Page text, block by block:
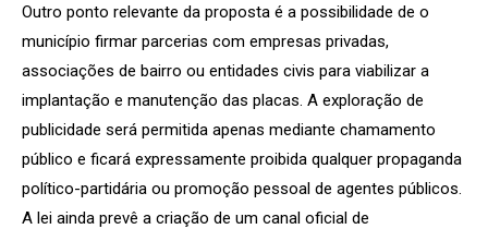
Outro ponto relevante da proposta é a possibilidade de o
município firmar parcerias com empresas privadas,
associações de bairro ou entidades civis para viabilizar a
implantação e manutenção das placas. A exploração de
publicidade será permitida apenas mediante chamamento
público e ficará expressamente proibida qualquer propaganda
político-partidária ou promoção pessoal de agentes públicos.
A lei ainda prevê a criação de um canal oficial de